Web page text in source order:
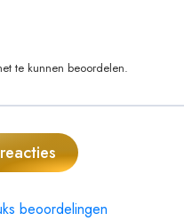
te kunnen beoordelen.
beoordelingen